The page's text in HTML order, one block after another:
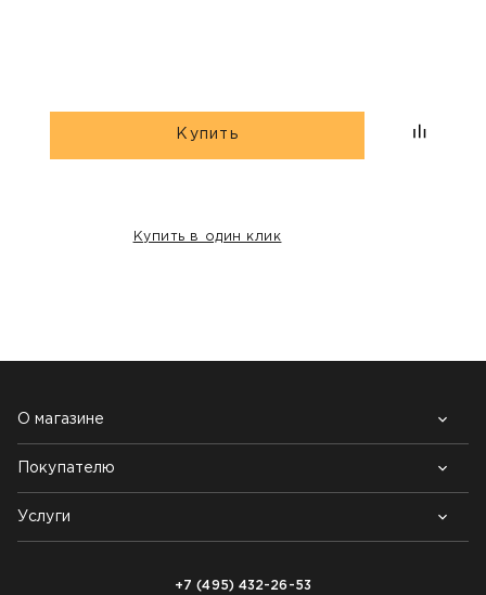
Купить
Купить в один клик
О магазине
Почему выбирают нас
Контакты
Блог
Покупателю
Возврат товара
Как заказать
Услуги
+7 (495) 432-26-53